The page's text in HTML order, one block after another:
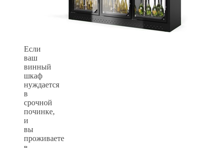
Если
ваш
винный
шкаф
нуждается
в
срочной
починке,
и
вы
проживаете